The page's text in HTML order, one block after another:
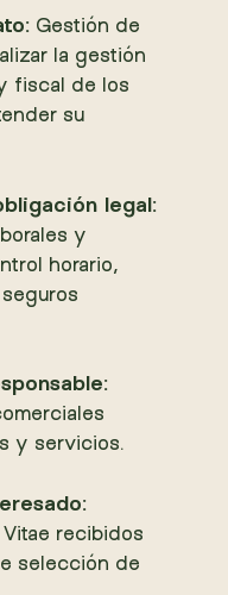
Gestión de
la gestión
fiscal de los
su
legal:
y
horario,
y servicios.
recibidos
selección de